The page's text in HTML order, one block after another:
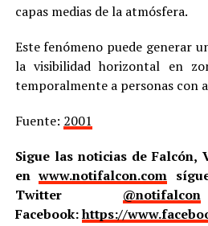
capas medias de la atmósfera.
Este fenómeno puede generar
la visibilidad horizontal en
temporalmente a personas con
Fuente: 2001
Sigue las noticias de Falcón,
enwww.notifalcon.com
Twitter @notifalcon
Facebook:https://